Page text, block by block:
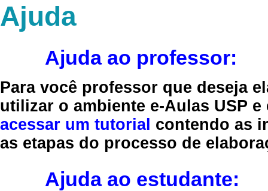
Ajuda
Ajuda ao professor:
Para você professor que deseja
utilizar o ambiente e-Aulas USP
acessar um tutorial contendo as
as etapas do processo de
Ajuda ao estudante: